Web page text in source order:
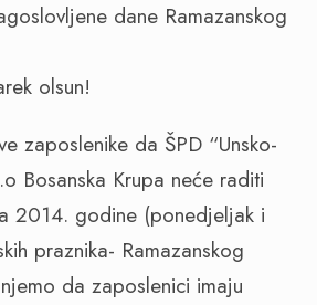
dane Ramazanskog
olsun!
zaposlenike da ŠPD “Unsko-
Bosanska Krupa neće raditi
2014. godine (ponedjeljak i
praznika- Ramazanskog
da zaposlenici imaju